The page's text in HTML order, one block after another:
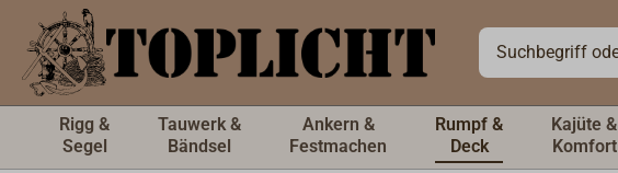
springen
Rigg &
Segel
Tauwerk &
Bändsel
Ankern &
Festmachen
Rumpf &
Deck
Kajüte &
Komfort